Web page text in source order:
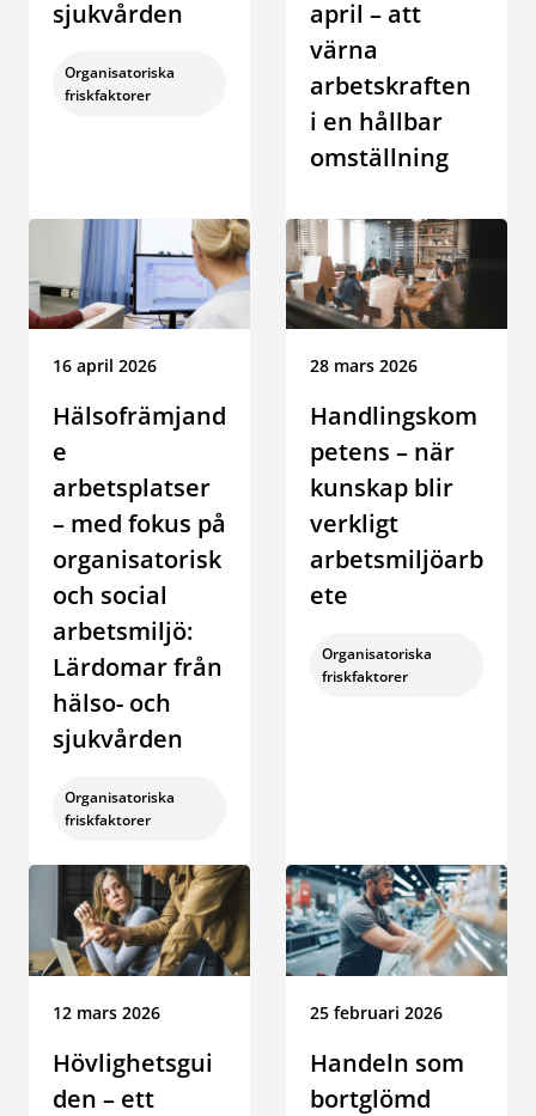
sjukvården
Kategori:
Organisatoriska
friskfaktorer
april – att
värna
arbetskraften
i en hållbar
omställning
Datum:
16 april 2026
Hälsofrämjand
e
arbetsplatser
– med fokus på
organisatorisk
och social
arbetsmiljö:
Lärdomar från
hälso- och
sjukvården
Kategori:
Organisatoriska
friskfaktorer
Datum:
28 mars 2026
Handlingskom
petens – när
kunskap blir
verkligt
arbetsmiljöarb
ete
Kategori:
Organisatoriska
friskfaktorer
Datum:
12 mars 2026
Hövlighetsgui
den – ett
Datum:
25 februari 2026
Handeln som
bortglömd